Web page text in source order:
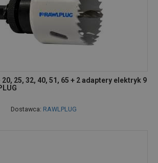
25, 32, 40, 51, 65 + 2 adaptery elektryk 9
Dostawca: RAWLPLUG